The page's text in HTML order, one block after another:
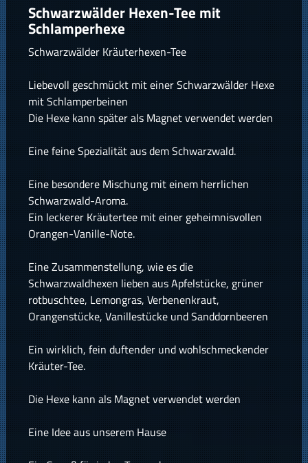
Schwarzwälder Hexen-Tee mit
Schlamperhexe
Schwarzwälder Kräuterhexen-Tee
Liebevoll geschmückt mit einer Schwarzwälder Hexe
mit Schlamperbeinen
Die Hexe kann später als Magnet verwendet werden
Eine feine Spezialität aus dem Schwarzwald.
Eine besondere Mischung mit einem herrlichen
Schwarzwald-Aroma.
Ein leckerer Kräutertee mit einer geheimnisvollen
Orangen-Vanille-Note.
Eine Zusammenstellung, wie es die
Schwarzwaldhexen lieben aus Apfelstücke, grüner
rotbuschtee, Lemongras, Verbenenkraut,
Orangenstücke, Vanillestücke und Sanddornbeeren
Ein wirklich, fein duftender und wohlschmeckender
Kräuter-Tee.
Die Hexe kann als Magnet verwendet werden
Eine Idee aus unserem Hause